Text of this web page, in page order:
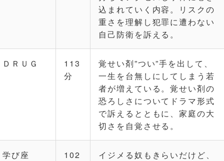
込まれていく内容。リスクの
重さを理解し犯罪に遭わない
自己防衛を訴える。
ＤＲＵＧ
113
分
覚せい剤”つい”手を出して、
一生を台無しにしてしまう若
者が増えている。覚せい剤の
恐ろしさについてドラマ形式
で訴えるとともに、家庭の大
切さを自覚させる。
学び座
102
イジメる奴もきらいだけど、